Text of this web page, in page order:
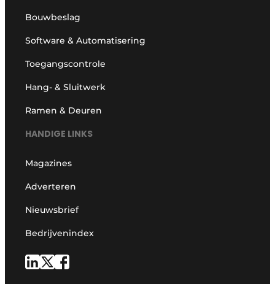
Bouwbeslag
Software & Automatisering
Toegangscontrole
Hang- & Sluitwerk
Ramen & Deuren
HANDIGE LINKS
Magazines
Adverteren
Nieuwsbrief
Bedrijvenindex